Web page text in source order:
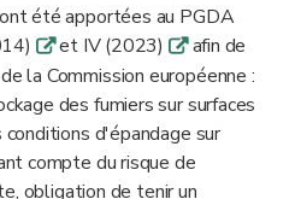
été apportées au PGDA
qet IV (2023) qafin de
la Commission européenne :
des fumiers sur surfaces
d'épandage sur
compte du risque de
obligation de tenir un